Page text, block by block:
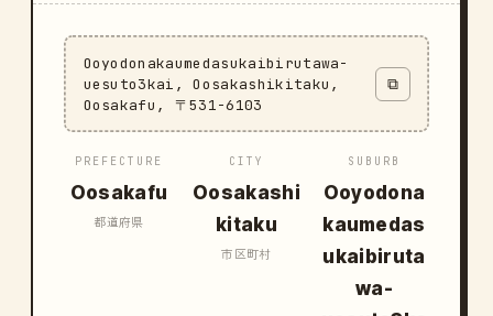
Ooyodonakaumedasukaibirutawa-
uesuto3kai, Oosakashikitaku,
Oosakafu, 〒531-6103
⧉
PREFECTURE
Oosakafu
都道府県
CITY
Oosakashi
kitaku
市区町村
SUBURB
Ooyodona
kaumedas
ukaibiruta
wa-